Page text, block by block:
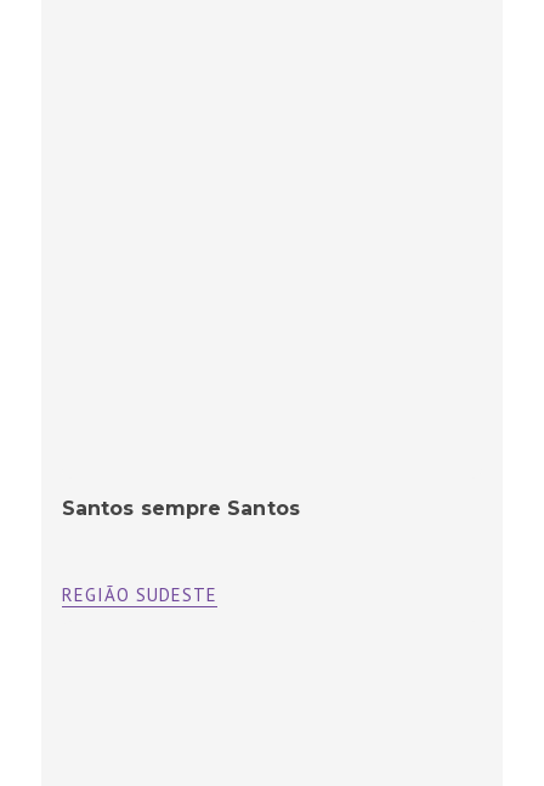
Santos sempre Santos
REGIÃO SUDESTE